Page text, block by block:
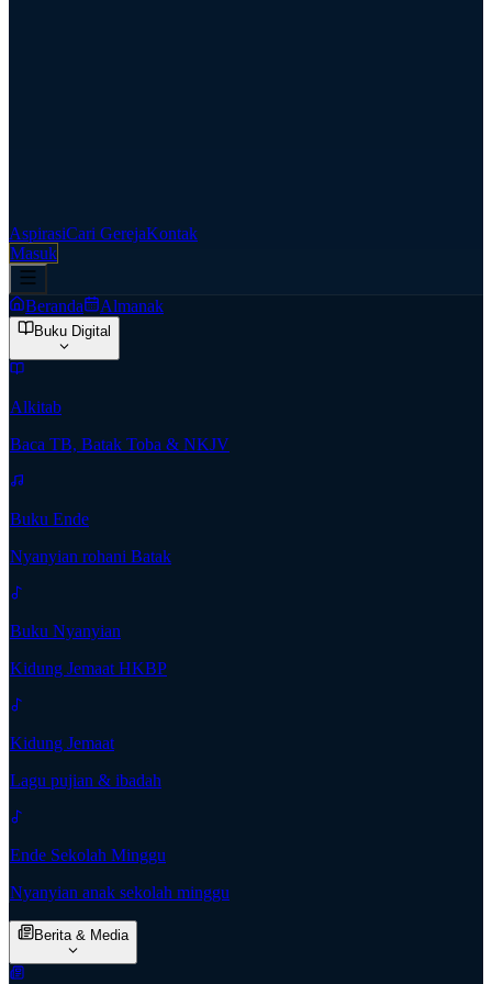
AspirasiCari GerejaKontak
Masuk
Beranda Almanak
Buku Digital
Alkitab
Baca TB, Batak Toba & NKJV
Buku Ende
Nyanyian rohani Batak
Buku Nyanyian
Kidung Jemaat HKBP
Kidung Jemaat
Lagu pujian & ibadah
Ende Sekolah Minggu
Nyanyian anak sekolah minggu
Berita & Media